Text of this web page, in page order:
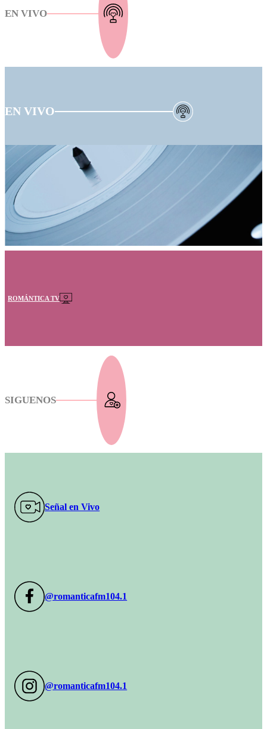
EN VIVO
EN VIVO
ROMÁNTICA TV
SIGUENOS
Señal en Vivo
@romanticafm104.1
@romanticafm104.1